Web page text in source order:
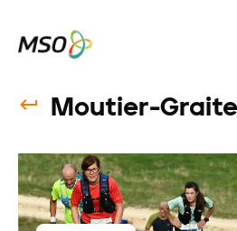
Moutier-